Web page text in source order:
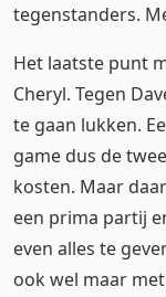
tegenstanders.
Het laatste punt
Cheryl. Tegen
te gaan lukken.
game dus de
kosten. Maar
een prima partij
even alles te
ook wel maar